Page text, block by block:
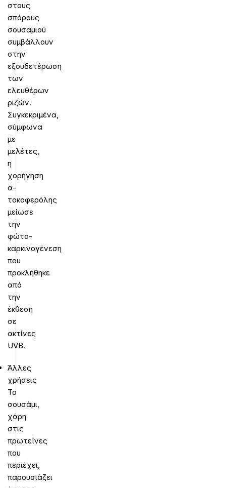
στους
σπόρους
σουσαμιού
συμβάλλουν
στην
εξουδετέρωση
των
ελευθέρων
ριζών.
Συγκεκριμένα,
σύμφωνα
με
μελέτες,
η
χορήγηση
α-
τοκοφερόλης
μείωσε
την
φώτο-
καρκινογένεση
που
προκλήθηκε
από
την
έκθεση
σε
ακτίνες
UVB.
Άλλες
χρήσεις
Το
σουσάμι,
χάρη
στις
πρωτεΐνες
που
περιέχει,
παρουσιάζει